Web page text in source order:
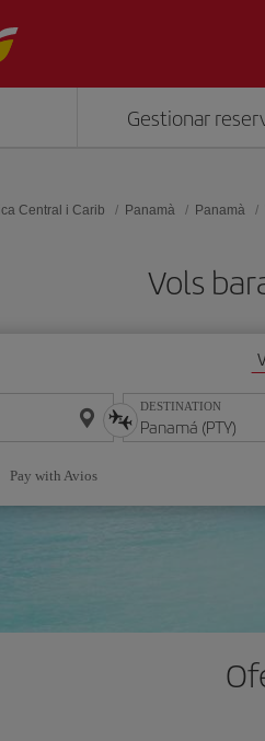
Gestionar
Central i Carib Panamà Panamà
Vols
DESTINATION
Pay with Avios